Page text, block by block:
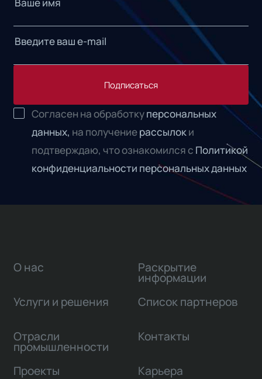
Подписаться
Согласен на обработкуперсональных
данных, на получениерассылоки
подтверждаю, что ознакомился с Политикой
конфиденциальности персональных данных
О нас
Услуги и решения
Отрасли
промышленности
Проекты
Раскрытие
информации
Список партнеров
Контакты
Карьера